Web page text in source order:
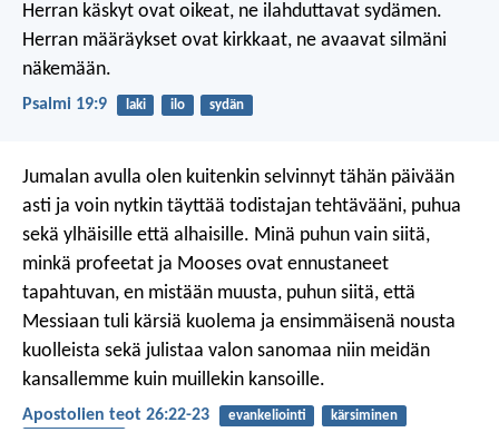
Herran käskyt ovat oikeat, ne ilahduttavat sydämen.
Herran määräykset ovat kirkkaat, ne avaavat silmäni
näkemään.
Psalmi 19:9 laki ilo sydän
Jumalan avulla olen kuitenkin selvinnyt tähän päivään
asti ja voin nytkin täyttää todistajan tehtävääni, puhua
sekä ylhäisille että alhaisille. Minä puhun vain siitä,
minkä profeetat ja Mooses ovat ennustaneet
tapahtuvan, en mistään muusta, puhun siitä, että
Messiaan tuli kärsiä kuolema ja ensimmäisenä nousta
kuolleista sekä julistaa valon sanomaa niin meidän
kansallemme kuin muillekin kansoille.
Apostolien teot 26:22-23 evankeliointi
kärsiminen